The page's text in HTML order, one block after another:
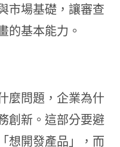
市場基礎，讓審查
的基本能力。
麼問題，企業為什
創新。這部分要避
想開發產品」，而